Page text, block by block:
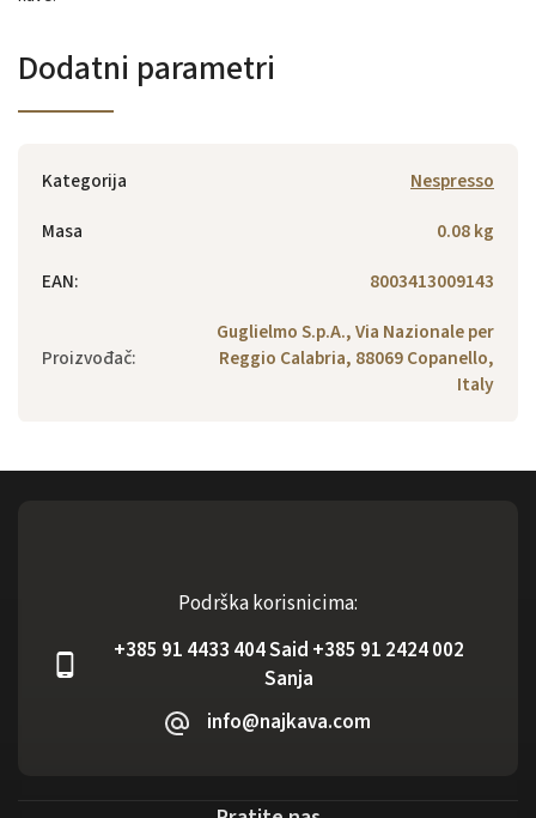
Dodatni parametri
Kategorija
Nespresso
Masa
0.08 kg
EAN: 8003413009143
Proizvođač:
Guglielmo S.p.A., Via Nazionale per
Reggio Calabria, 88069 Copanello,
Italy
Podrška korisnicima:
+385 91 4433 404 Said +385 91 2424 002
Sanja
info@najkava.com